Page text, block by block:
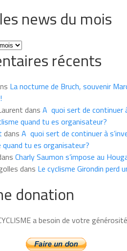
news du mois
récents
La nocturne de Bruch, souvenir
dans A quoi sert de continuer
quand tu es organisateur?
dans A quoi sert de continuer à
quand tu es organisateur?
Charly Saumon s’impose au
dans Le cyclisme Girondin perd
donation
a besoin de votre